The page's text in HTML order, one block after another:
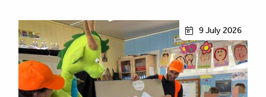
9 July 2026